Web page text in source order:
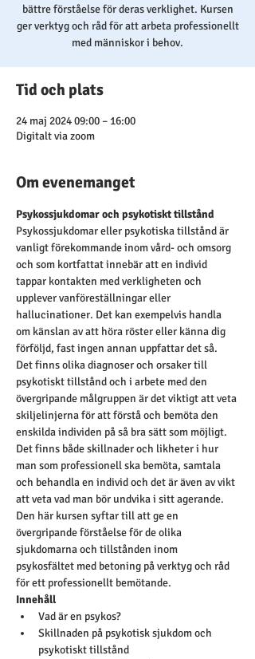
bättre förståelse för deras verklighet. Kursen
ger verktyg och råd för att arbeta professionellt
med människor i behov.
Tid och plats
24 maj 2024 09:00 – 16:00
Digitalt via zoom
Om evenemanget
Psykossjukdomar och psykotiskt tillstånd
Psykossjukdomar eller psykotiska tillstånd är
vanligt förekommande inom vård- och omsorg
och som kortfattat innebär att en individ
tappar kontakten med verkligheten och
upplever vanföreställningar eller
hallucinationer. Det kan exempelvis handla
om känslan av att höra röster eller känna dig
förföljd, fast ingen annan uppfattar det så.
Det finns olika diagnoser och orsaker till
psykotiskt tillstånd och i arbete med den
övergripande målgruppen är det viktigt att veta
skiljelinjerna för att förstå och bemöta den
enskilda individen på så bra sätt som möjligt.
Det finns både skillnader och likheter i hur
man som professionell ska bemöta, samtala
och behandla en individ och det är även av vikt
att veta vad man bör undvika i sitt agerande.
Den här kursen syftar till att ge en
övergripande förståelse för de olika
sjukdomarna och tillstånden inom
psykosfältet med betoning på verktyg och råd
för ett professionellt bemötande.
Innehåll
Vad är en psykos?
Skillnaden på psykotisk sjukdom och
psykotiskt tillstånd